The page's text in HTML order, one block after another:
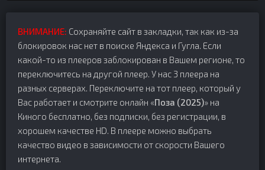
ВНИМАНИЕ: Сохраняйте сайт в закладки, так как из-за
блокировок нас нет в поиске Яндекса и Гугла. Если
какой-то из плееров заблокирован в Вашем регионе, то
переключитесь на другой плеер. У нас 3 плеера на
разных серверах. Переключите на тот плеер, который у
Вас работает и смотрите онлайн «Поза (2025)» на
Киного бесплатно, без подписки, без регистрации, в
хорошем качестве HD. В плеере можно выбрать
качество видео в зависимости от скорости Вашего
интернета.